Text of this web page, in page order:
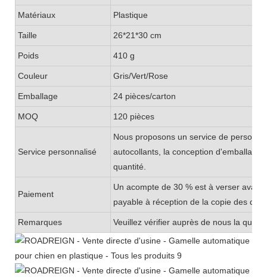
Matériaux Plastique
Taille 26*21*30 cm
Poids 410 g
Couleur Gris/Vert/Rose
Emballage 24 pièces/carton
MOQ 120 pièces
Service personnalisé
Nous proposons un service de
autocollants, la conception
quantité.
Paiement
Un acompte de 30 % est à verser
payable à réception de la copie des
Remarques Veuillez vérifier auprès de nous la